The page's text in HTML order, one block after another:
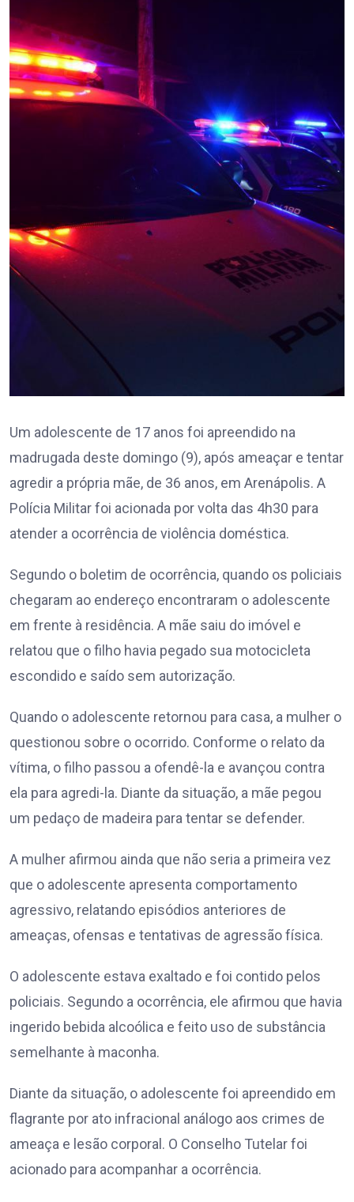
Um adolescente de 17 anos foi apreendido na
madrugada deste domingo (9), após ameaçar e tentar
agredir a própria mãe, de 36 anos, em Arenápolis. A
Polícia Militar foi acionada por volta das 4h30 para
atender a ocorrência de violência doméstica.
Segundo o boletim de ocorrência, quando os policiais
chegaram ao endereço encontraram o adolescente
em frente à residência. A mãe saiu do imóvel e
relatou que o filho havia pegado sua motocicleta
escondido e saído sem autorização.
Quando o adolescente retornou para casa, a mulher o
questionou sobre o ocorrido. Conforme o relato da
vítima, o filho passou a ofendê-la e avançou contra
ela para agredi-la. Diante da situação, a mãe pegou
um pedaço de madeira para tentar se defender.
A mulher afirmou ainda que não seria a primeira vez
que o adolescente apresenta comportamento
agressivo, relatando episódios anteriores de
ameaças, ofensas e tentativas de agressão física.
O adolescente estava exaltado e foi contido pelos
policiais. Segundo a ocorrência, ele afirmou que havia
ingerido bebida alcoólica e feito uso de substância
semelhante à maconha.
Diante da situação, o adolescente foi apreendido em
flagrante por ato infracional análogo aos crimes de
ameaça e lesão corporal. O Conselho Tutelar foi
acionado para acompanhar a ocorrência.